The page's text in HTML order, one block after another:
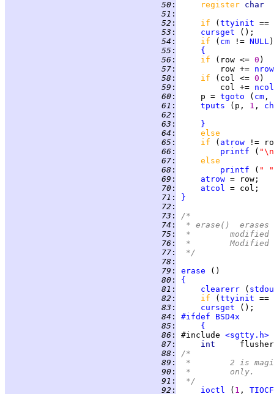
  50
: register char
  51
:
  52
: if ( ttyinit ==
  53
: cursget
  54
: if ( cm != NULL
  55
:
{
  56
: if (row <= 0
  57
:
         row +=
  58
: if (col <= 0
  59
:
         col +=
  60
:
     p =
tgoto ( cm ,
  61
: tputs (p, 1 ,
  62
:
  63
:
}
  64
:
else
  65
: if ( atrow
  66
: printf (
  67
:
else
  68
: printf ( " "
  69
: atrow
  70
: atcol
  71
:
}
  72
:
  73
:
/*
  74
:
* erase()  erases
  75
:
*
  76
:
*
  77
:
*/
  78
:
  79
: erase
  80
:
{
  81
: clearerr (
  82
: if ( ttyinit ==
  83
: cursget
  84
: #ifdef
BSD4x
  85
:
{
  86
: #include <sgtty.h>
  87
: int
  88
:
/*
  89
:
*	2 is
  90
:
*	only.
  91
:
*/
  92
: ioctl ( 1 ,